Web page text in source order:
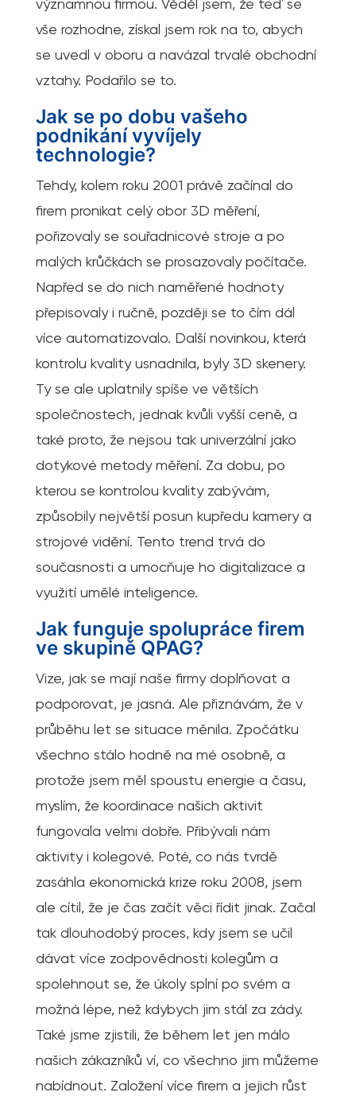
významnou firmou. Věděl jsem, že teď se
vše rozhodne, získal jsem rok na to, abych
se uvedl v oboru a navázal trvalé obchodní
vztahy. Podařilo se to.
Jak se po dobu vašeho
podnikání vyvíjely
technologie?
Tehdy, kolem roku 2001 právě začínal do
firem pronikat celý obor 3D měření,
pořizovaly se souřadnicové stroje a po
malých krůčkách se prosazovaly počítače.
Napřed se do nich naměřené hodnoty
přepisovaly i ručně, později se to čím dál
více automatizovalo. Další novinkou, která
kontrolu kvality usnadnila, byly 3D skenery.
Ty se ale uplatnily spíše ve větších
společnostech, jednak kvůli vyšší ceně, a
také proto, že nejsou tak univerzální jako
dotykové metody měření. Za dobu, po
kterou se kontrolou kvality zabývám,
způsobily největší posun kupředu kamery a
strojové vidění. Tento trend trvá do
současnosti a umocňuje ho digitalizace a
využití umělé inteligence.
Jak funguje spolupráce firem
ve skupině QPAG?
Vize, jak se mají naše firmy doplňovat a
podporovat, je jasná. Ale přiznávám, že v
průběhu let se situace měnila. Zpočátku
všechno stálo hodně na mé osobně, a
protože jsem měl spoustu energie a času,
myslím, že koordinace našich aktivit
fungovala velmi dobře. Přibývali nám
aktivity i kolegové. Poté, co nás tvrdě
zasáhla ekonomická krize roku 2008, jsem
ale cítil, že je čas začít věci řídit jinak. Začal
tak dlouhodobý proces, kdy jsem se učil
dávat více zodpovědnosti kolegům a
spolehnout se, že úkoly splní po svém a
možná lépe, než kdybych jim stál za zády.
Také jsme zjistili, že během let jen málo
našich zákazníků ví, co všechno jim můžeme
nabídnout. Založení více firem a jejich růst